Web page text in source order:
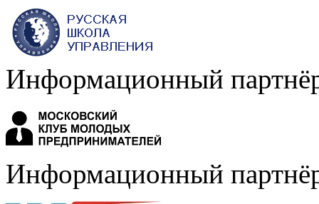
Информационный
Информационный